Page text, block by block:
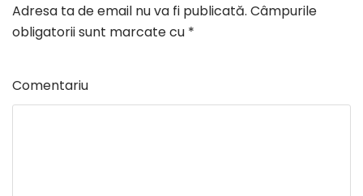
Adresa ta de email nu va fi publicată. Câmpurile
obligatorii sunt marcate cu *
Comentariu